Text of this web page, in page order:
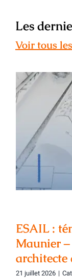
Les
Voir tous
ESAIL :
ESAIL :
Maunier
architecte
21 juillet 2026 |